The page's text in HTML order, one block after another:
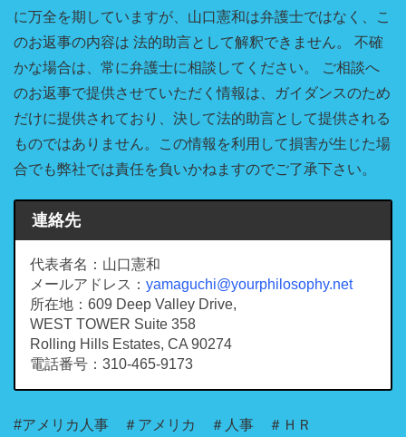
に万全を期していますが、山口憲和は弁護士ではなく、こ
のお返事の内容は 法的助言として解釈できません。 不確
かな場合は、常に弁護士に相談してください。 ご相談へ
のお返事で提供させていただく情報は、ガイダンスのため
だけに提供されており、決して法的助言として提供される
ものではありません。この情報を利用して損害が生じた場
合でも弊社では責任を負いかねますのでご了承下さい。
連絡先
代表者名：山口憲和
メールアドレス： yamaguchi@yourphilosophy.net
所在地：609 Deep Valley Drive,
WEST TOWER Suite 358
Rolling Hills Estates, CA 90274
電話番号：310-465-9173
#アメリカ人事 ＃アメリカ ＃人事 ＃ＨＲ